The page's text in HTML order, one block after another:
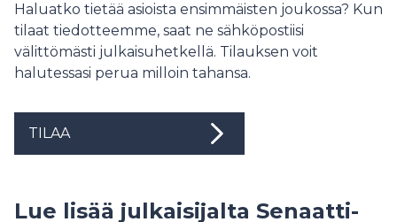
Haluatko tietää asioista ensimmäisten joukossa? Kun
tilaat tiedotteemme, saat ne sähköpostiisi
välittömästi julkaisuhetkellä. Tilauksen voit
halutessasi perua milloin tahansa.
TILAA
Lue lisää julkaisijalta Senaatti-